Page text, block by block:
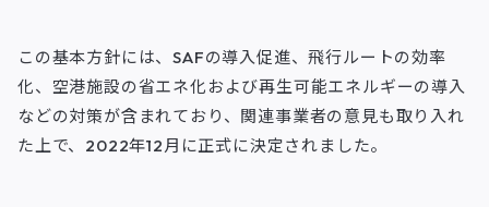
この基本方針には、SAFの導入促進、飛行ルートの効率
化、空港施設の省エネ化および再生可能エネルギーの導入
などの対策が含まれており、関連事業者の意見も取り入れ
た上で、2022年12月に正式に決定されました。